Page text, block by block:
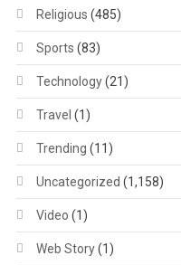
Religious (485)
Sports (83)
Technology(21)
Travel (1)
Trending (11)
Uncategorized (1,158)
Video (1)
Web Story(1)